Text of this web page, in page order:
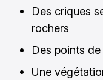
Des criques
rochers
Des points
Une